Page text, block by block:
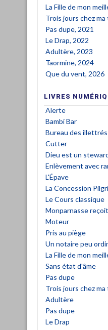
La Fille de mon
Trois jours chez
Pas dupe, 2021
Le Drap, 2022
Adultère, 2023
Taormine, 2024
Que du vent, 2026
LIVRES
Alerte
Bambi Bar
Bureau des illettrés
Cutter
Dieu est un
Enlèvement avec
L'Épave
La Concession
Le Cours classique
Monparnasse reçoit
Moteur
Pris au piège
Un notaire peu
La Fille de mon
Sans état d'âme
Pas dupe
Trois jours chez
Adultère
Pas dupe
Le Drap